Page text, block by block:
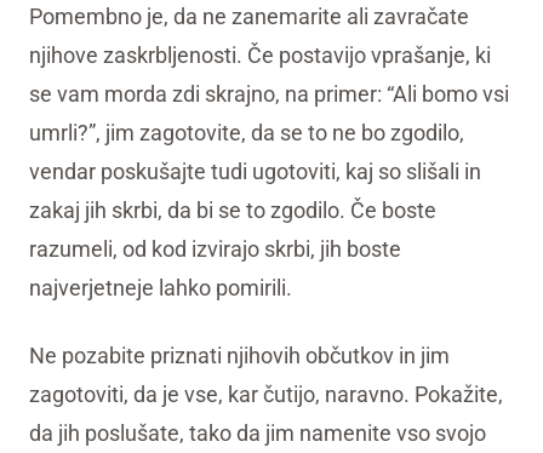
Pomembno je, da ne zanemarite ali zavračate
njihove zaskrbljenosti. Če postavijo vprašanje, ki
se vam morda zdi skrajno, na primer: “Ali bomo vsi
umrli?”, jim zagotovite, da se to ne bo zgodilo,
vendar poskušajte tudi ugotoviti, kaj so slišali in
zakaj jih skrbi, da bi se to zgodilo. Če boste
razumeli, od kod izvirajo skrbi, jih boste
najverjetneje lahko pomirili.
Ne pozabite priznati njihovih občutkov in jim
zagotoviti, da je vse, kar čutijo, naravno. Pokažite,
da jih poslušate, tako da jim namenite vso svojo